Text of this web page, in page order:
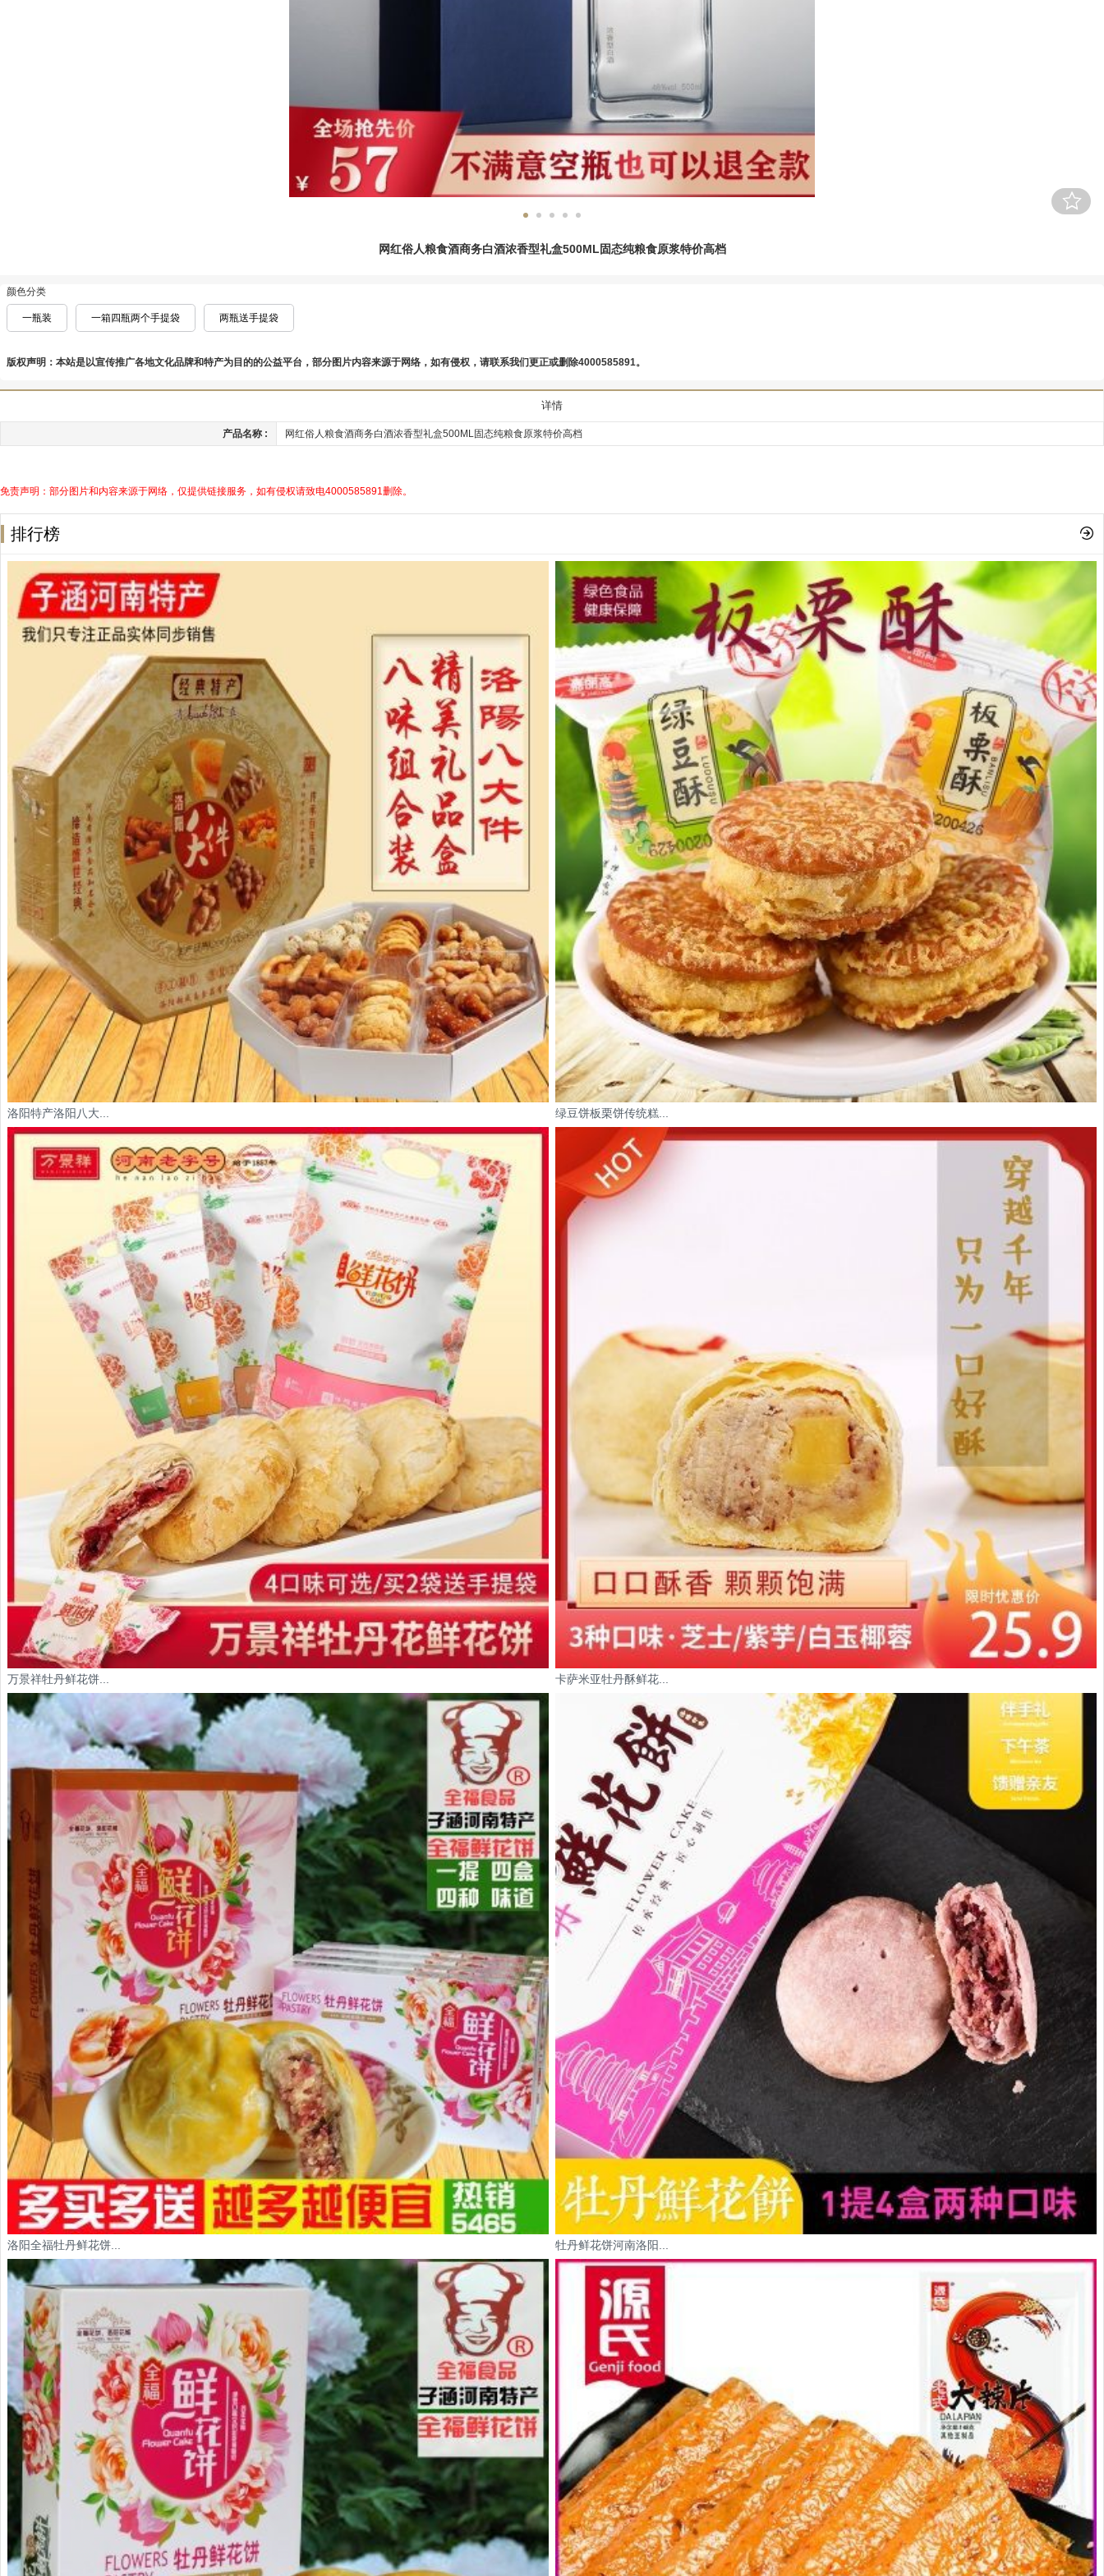
网红俗人粮食酒商务白酒浓香型礼盒500ML固态纯粮食原浆特价高档
颜色分类
一瓶装 一箱四瓶两个手提袋 两瓶送手提袋
版权声明：本站是以宣传推广各地文化品牌和特产为目的的公益平台，部分图片内容来源于网络，如有侵权，请联系我们更正或删除4000585891。
详情
产品名称 : 网红俗人粮食酒商务白酒浓香型礼盒500ML固态纯粮食原浆特价高档
免责声明：部分图片和内容来源于网络，仅提供链接服务，如有侵权请致电4000585891删除。
排行榜
洛阳特产洛阳八大... 绿豆饼板栗饼传统糕...
万景祥牡丹鲜花饼... 卡萨米亚牡丹酥鲜花...
洛阳全福牡丹鲜花饼... 牡丹鲜花饼河南洛阳...